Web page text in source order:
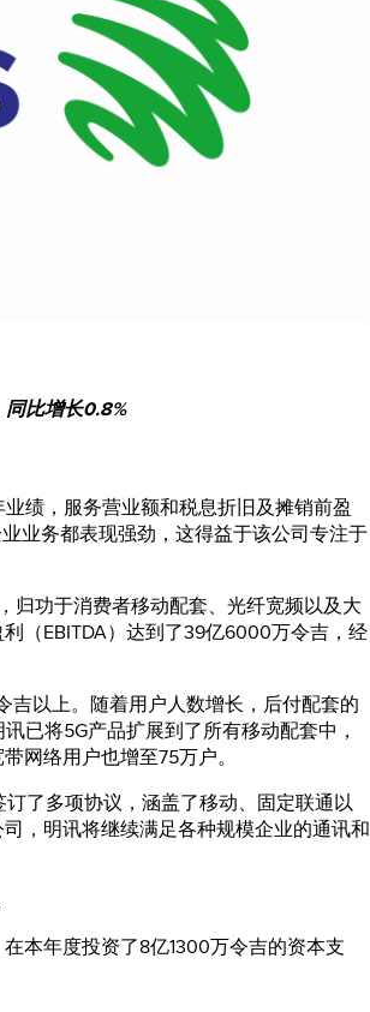
比增长0.8%
绩，服务营业额和税息折旧及摊销前盈
业务都表现强劲，这得益于该公司专注于
归功于消费者移动配套、光纤宽频以及大
（EBITDA）达到了39亿6000万令吉，经
吉以上。随着用户人数增长，后付配套的
已将5G产品扩展到了所有移动配套中，
网络用户也增至75万户。
了多项协议，涵盖了移动、固定联通以
，明讯将继续满足各种规模企业的通讯和
本年度投资了8亿1300万令吉的资本支